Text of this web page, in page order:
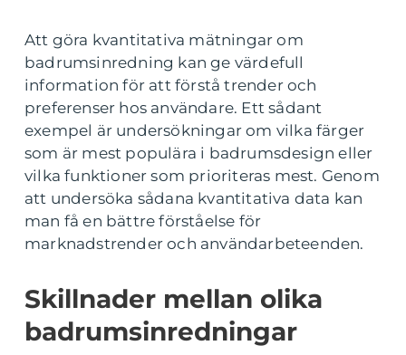
Att göra kvantitativa mätningar om
badrumsinredning kan ge värdefull
information för att förstå trender och
preferenser hos användare. Ett sådant
exempel är undersökningar om vilka färger
som är mest populära i badrumsdesign eller
vilka funktioner som prioriteras mest. Genom
att undersöka sådana kvantitativa data kan
man få en bättre förståelse för
marknadstrender och användarbeteenden.
Skillnader mellan olika
badrumsinredningar